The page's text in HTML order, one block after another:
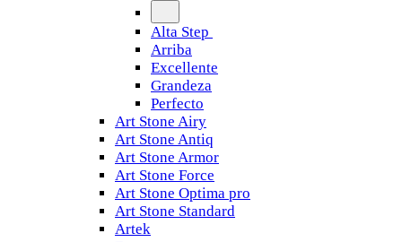
Alta Step
Arriba
Excellente
Grandeza
Perfecto
Art Stone Airy
Art Stone Antiq
Art Stone Armor
Art Stone Force
Art Stone Optima pro
Art Stone Standard
Artek